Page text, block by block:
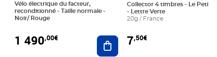
Vélo électrique du facteur,
reconditionné - Taille normale -
Noir/ Rouge
1 490,00€ Ajouter au panier
Collector 4 timbres - Le Petit
- Lettre Verte
20g / France
7,50€